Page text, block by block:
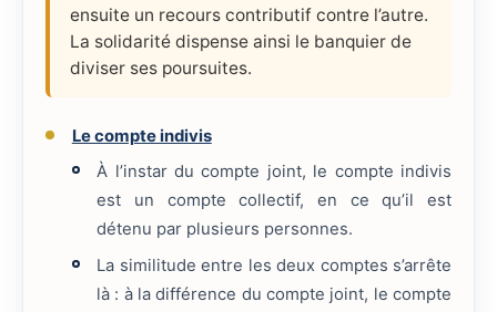
ensuite un recours contributif contre l’autre.
La solidarité dispense ainsi le banquier de
diviser ses poursuites.
Le compte indivis
À l’instar du compte joint, le compte indivis
est un compte collectif, en ce qu’il est
détenu par plusieurs personnes.
La similitude entre les deux comptes s’arrête
là : à la différence du compte joint, le compte